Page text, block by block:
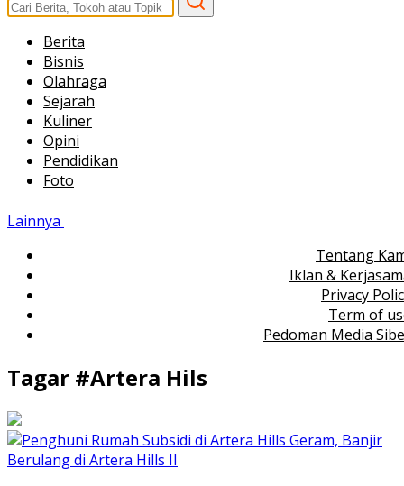
Berita
Bisnis
Olahraga
Sejarah
Kuliner
Opini
Pendidikan
Foto
Lainnya
Tentang
Iklan &
Privacy
Term of
Pedoman Media
Tagar #Artera Hils